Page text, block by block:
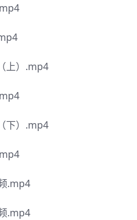
上）.mp4
下）.mp4
.mp4
.mp4